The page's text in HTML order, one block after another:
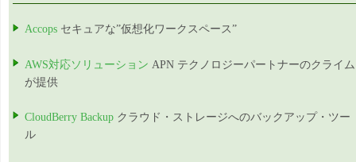
Accops セキュアな”仮想化ワークスペース”
AWS対応ソリューション APN テクノロジーパートナーのクライム
が提供
CloudBerry Backup クラウド・ストレージへのバックアップ・ツー
ル